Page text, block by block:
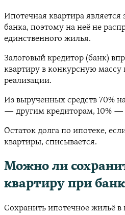
Ипотечная квартира
банка, поэтому на неё не
единственного жилья.
Залоговый кредитор (банк)
квартиру в конкурсную массу
реализации.
Из вырученных средств 70%
— другим кредиторам, 10% —
Остаток долга по ипотеке,
квартиры, списывается.
Можно ли
квартиру при
Сохранить ипотечное жильё в